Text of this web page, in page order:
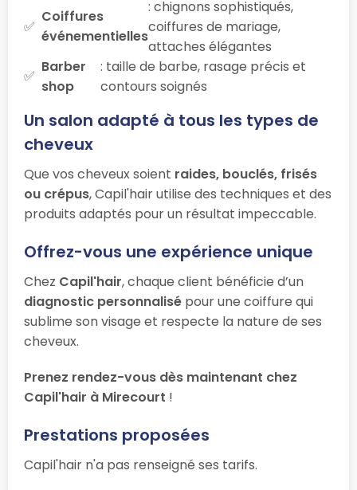
Coiffures
événementielles
: chignons sophistiqués,
coiffures de mariage,
attaches élégantes
Barber
shop
: taille de barbe, rasage précis et
contours soignés
Un salon adapté à tous les types de
cheveux
Que vos cheveux soient raides, bouclés, frisés
ou crépus, Capil'hair utilise des techniques et des
produits adaptés pour un résultat impeccable.
Offrez-vous une expérience unique
Chez Capil'hair, chaque client bénéficie d’un
diagnostic personnalisé pour une coiffure qui
sublime son visage et respecte la nature de ses
cheveux.
Prenez rendez-vous dès maintenant chez
Capil'hair à Mirecourt !
Prestations proposées
Capil'hair n'a pas renseigné ses tarifs.